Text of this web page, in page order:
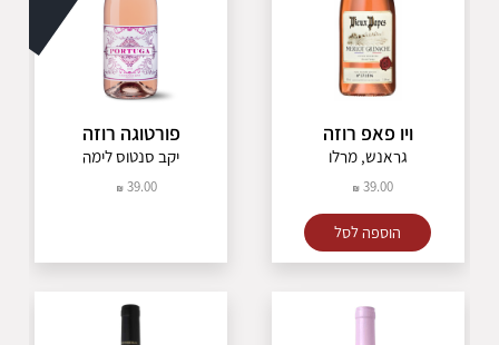
ויו פאפ רוזה
גראנש, מרלו
39.00
הוספה לסל
פורטוגה רוזה
יקב סנטוס לימה
39.00